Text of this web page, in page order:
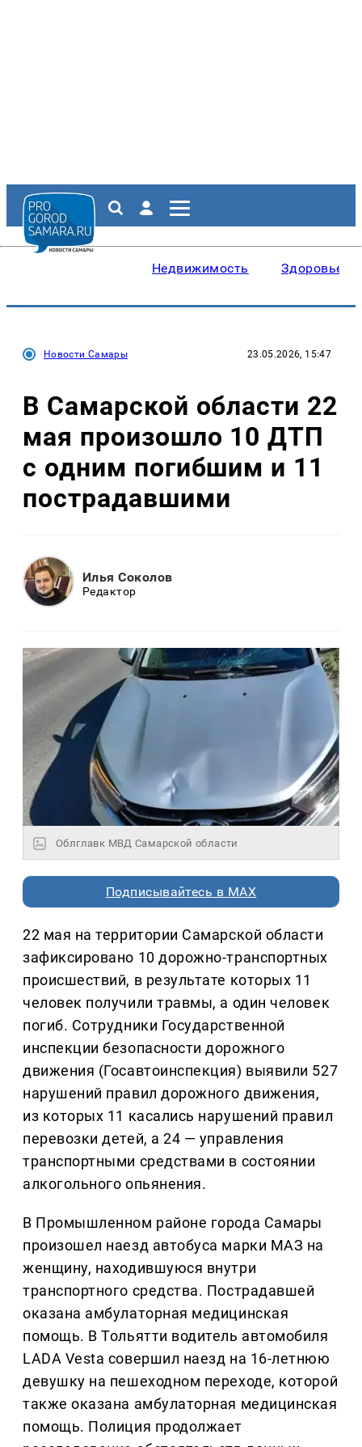
Недвижимость Здоровье
Новости Самары 23.05.2026, 15:47
В Самарской области 22
мая произошло 10 ДТП
с одним погибшим и 11
пострадавшими
Илья Соколов
Редактор
Облглавк МВД Самарской области
Подписывайтесь в MAX
22 мая на территории Самарской области
зафиксировано 10 дорожно-транспортных
происшествий, в результате которых 11
человек получили травмы, а один человек
погиб. Сотрудники Государственной
инспекции безопасности дорожного
движения (Госавтоинспекция) выявили 527
нарушений правил дорожного движения,
из которых 11 касались нарушений правил
перевозки детей, а 24 — управления
транспортными средствами в состоянии
алкогольного опьянения.
В Промышленном районе города Самары
произошел наезд автобуса марки МАЗ на
женщину, находившуюся внутри
транспортного средства. Пострадавшей
оказана амбулаторная медицинская
помощь. В Тольятти водитель автомобиля
LADA Vesta совершил наезд на 16-летнюю
девушку на пешеходном переходе, которой
также оказана амбулаторная медицинская
помощь. Полиция продолжает